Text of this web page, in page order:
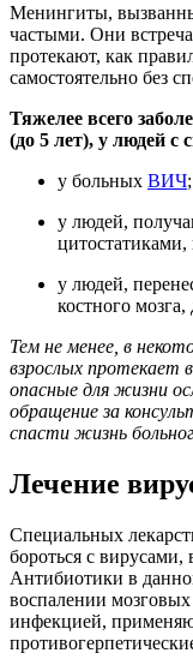
Менингиты,
частыми. Они
протекают, как
самостоятельно без
Тяжелее всего
(до 5 лет), у людей
у больных ВИЧ;
у людей,
у людей,
костного
Тем не менее, в
взрослых
опасные для жизни
обращение за
спасти жизнь
Лечение
Специальных
бороться с
Антибиотики в
воспалении
инфекцией,